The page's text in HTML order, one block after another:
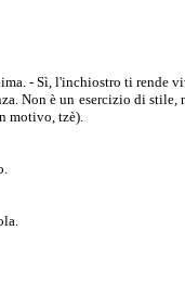
- Sì, l'inchiostro ti rende
Non è un esercizio di stile,
motivo, tzè).